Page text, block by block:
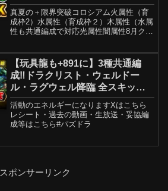
【パズドラ】
真夏の＋限界突破コロシアム火属性（育
成枠2）水属性（育成枠２）木属性（水属
性も共通編成で対応光属性闇属性8月クエ
略！8月LVEXをラインハルトで攻略！
（アシスト...
【玩具龍も+891に】3種共通編
成‼️ドラクリスト・ウェルドー
ル・ラグウェル降臨 全スキップ
周回編成・立ち回り紹介！！【#
パズドラ/パズル&ドラゴンズ】
活動のエネルギーになりますXはこちら
レシート・過去の動画・生放送・妥協編
成等はこちら#パズドラ
スポンサーリンク